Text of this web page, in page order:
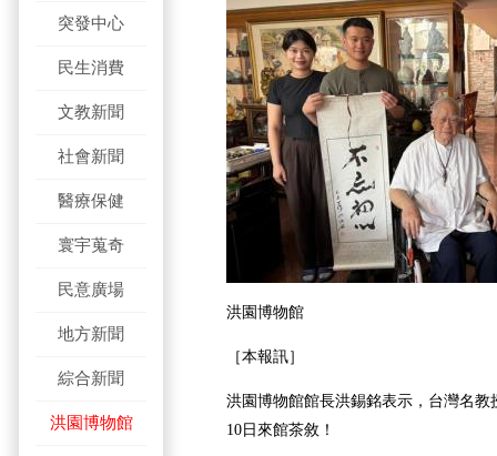
突發中心
民生消費
文教新聞
社會新聞
醫療保健
寰宇蒐奇
民意廣場
地方新聞
綜合新聞
洪園博物館
洪園博物館
［本報訊］
洪園博物館館長洪錫銘表示， 台灣名教
10日來館茶敘！